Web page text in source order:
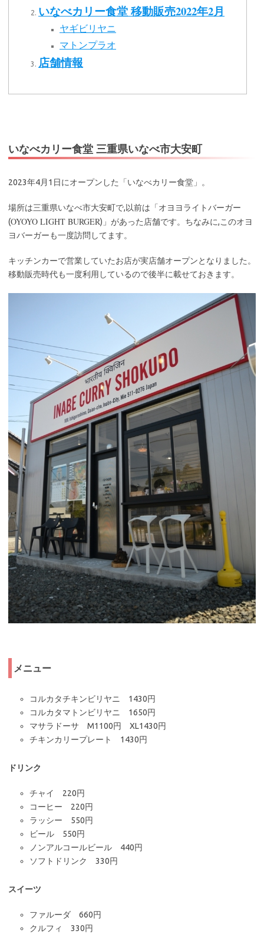
いなべカリー食堂 移動販売2022年2月
ヤギビリヤニ
マトンプラオ
店舗情報
いなべカリー食堂 三重県いなべ市大安町
2023年4月1日にオープンした「いなべカリー食堂」。
場所は三重県いなべ市大安町で,以前は「オヨヨライトバーガー
(OYOYO LIGHT BURGER)」があった店舗です。ちなみに,このオヨ
ヨバーガーも一度訪問してます。
キッチンカーで営業していたお店が実店舗オープンとなりました。
移動販売時代も一度利用しているので後半に載せておきます。
メニュー
コルカタチキンビリヤニ 1430円
コルカタマトンビリヤニ 1650円
マサラドーサ M1100円 XL1430円
チキンカリープレート 1430円
ドリンク
チャイ 220円
コーヒー 220円
ラッシー 550円
ビール 550円
ノンアルコールビール 440円
ソフトドリンク 330円
スイーツ
ファルーダ 660円
クルフィ 330円